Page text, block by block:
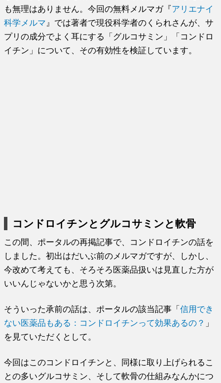
も無理はありません。今回の無料メルマガ『アリエナイ
科学メルマ 』では著者で現役科学者のくられさんが、サ
プリの成分でよく耳にする「グルコサミン」「コンドロ
イチン」について、その有効性を検証しています。
コンドロイチンとグルコサミンと軟骨
この間、ポータルの再掲記事で、コンドロイチンの話を
しました。初出はだいぶ前のメルマガですが、しかし、
今改めて考えても、そろそろ医薬品扱いは見直した方が
いいんじゃないかと思う次第。
そういった承前の話は、ポータルの該当記事「信用でき
ない医薬品もある：コンドロイチンって効果あるの？ 」
を見ていただくとして。
今回はこのコンドロイチンと、同様に取り上げられるこ
との多いグルコサミン、そして軟骨の仕組みなんかにつ